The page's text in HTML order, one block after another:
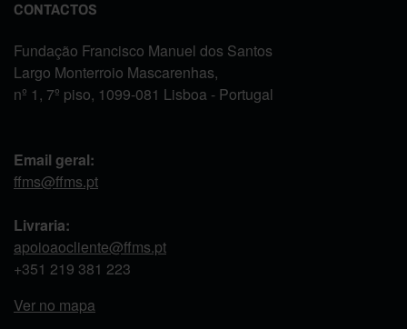
CONTACTOS
Fundação Francisco Manuel dos Santos
Largo Monterroio Mascarenhas,
nº 1, 7º piso, 1099-081 Lisboa - Portugal
Email geral:
ffms@ffms.pt
Livraria:
apoioaocliente@ffms.pt
+351 219 381 223
Ver no mapa